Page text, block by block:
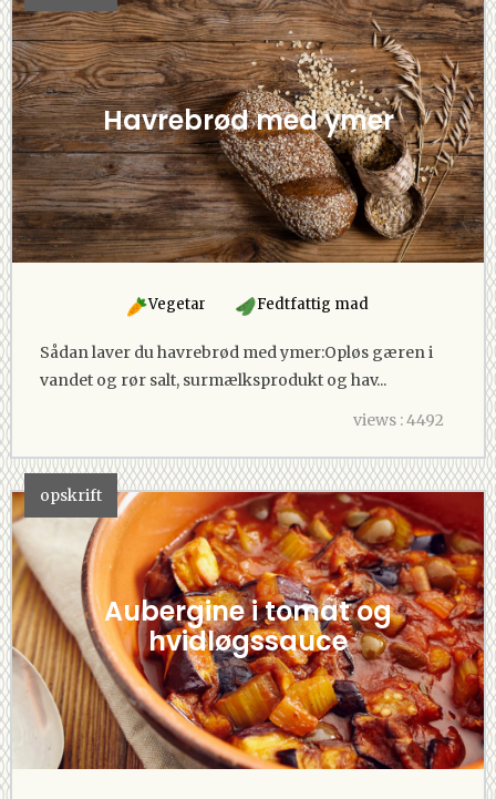
Havrebrød med ymer
Vegetar Fedtfattig mad
Sådan laver du havrebrød med ymer:Opløs gæren i
vandet og rør salt, surmælksprodukt og hav...
views : 4492
opskrift
Aubergine i tomat og
hvidløgssauce